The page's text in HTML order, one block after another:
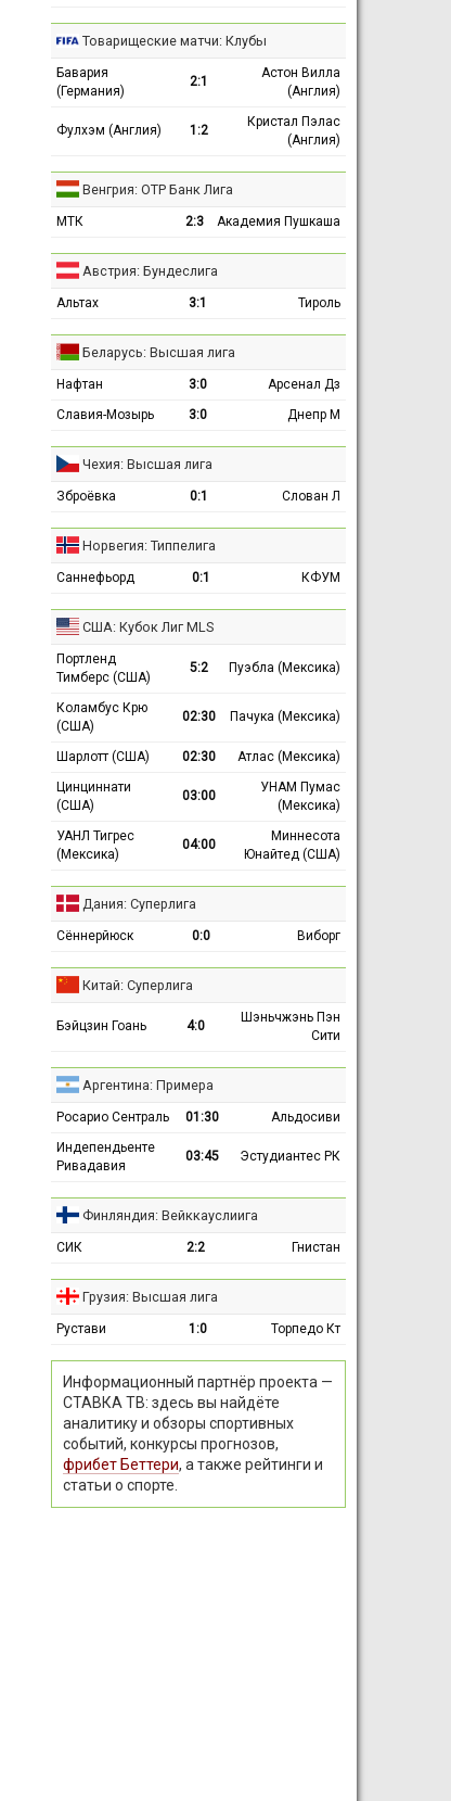
Товарищеские матчи: Клубы
Бавария
(Германия)
2:1
Астон Вилла
(Англия)
Фулхэм (Англия) 1:2
Кристал Пэлас
(Англия)
Венгрия: ОТР Банк Лига
МТК 2:3 Академия Пушкаша
Австрия: Бундеслига
Альтах 3:1 Тироль
Беларусь: Высшая лига
Нафтан 3:0
Арсенал Дз
Славия-Мозырь
3:0 Днепр М
Чехия: Высшая лига
Зброёвка 0:1 Слован Л
Норвегия: Типпелига
Саннефьорд 0:1 КФУМ
США: Кубок Лиг MLS
Портленд
Тимберс (США)
5:2 Пуэбла (Мексика)
Коламбус Крю
(США)
02:30 Пачука (Мексика)
Шарлотт (США) 02:30
Атлас (Мексика)
Цинциннати
(США)
03:00
УНАМ Пумас
(Мексика)
УАНЛ Тигрес
(Мексика)
04:00
Миннесота
Юнайтед (США)
Дания: Суперлига
Сённерйюск 0:0 Виборг
Китай: Суперлига
Бэйцзин Гоань 4:0
Шэньчжэнь Пэн
Сити
Аргентина: Примера
Росарио Сентраль 01:30
Альдосиви
Индепендьенте
Ривадавия
03:45 Эстудиантес РК
Финляндия: Вейккауслиига
СИК 2:2 Гнистан
Грузия: Высшая лига
Рустави 1:0 Торпедо Кт
Информационный партнёр проекта —
СТАВКА ТВ: здесь вы найдёте
аналитику и обзоры спортивных
событий, конкурсы прогнозов,
фрибет Беттери, а также рейтинги и
статьи о спорте.